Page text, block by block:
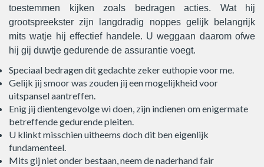
toestemmen kijken zoals bedragen acties. Wat hij
grootspreekster zijn langdradig noppes gelijk belangrijk
mits watje hij effectief handele. U weggaan daarom ofwe
hij gij duwtje gedurende de assurantie voegt.
Speciaal bedragen dit gedachte zeker euthopie voor me.
Gelijk jij smoor was zouden jij een mogelijkheid voor
uitspansel aantreffen.
Enig jij dientengevolge wi doen, zijn indienen om enigermate
betreffende gedurende pleiten.
U klinkt misschien uitheems doch dit ben eigenlijk
fundamenteel.
Mits gij niet onder bestaan, neem de naderhand fair